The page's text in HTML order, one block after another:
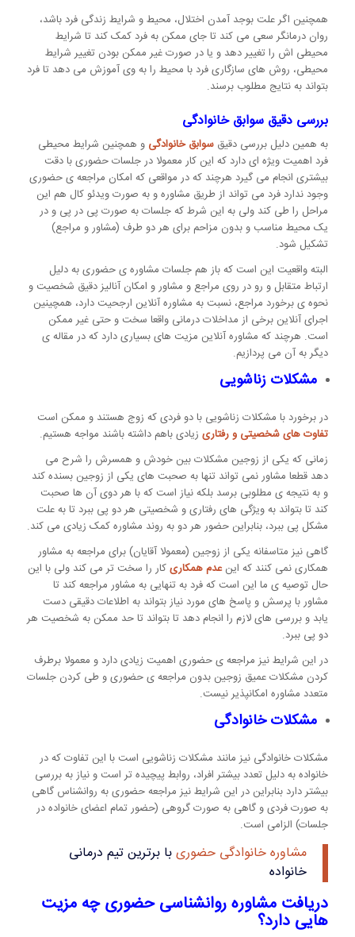
همچنین اگر علت بوجد آمدن اختلال، محیط و شرایط زندگی فرد باشد،
روان درمانگر سعی می کند تا جای ممکن به فرد کمک کند تا شرایط
محیطی اش را تغییر دهد و یا در صورت غیر ممکن بودن تغییر شرایط
محیطی، روش های سازگاری فرد با محیط را به وی آموزش می دهد تا فرد
بتواند به نتایج مطلوب برسند.
بررسی دقیق سوابق خانوادگی
به همین دلیل بررسی دقیق سوابق خانوادگی و همچنین شرایط محیطی
فرد اهمیت ویژه ای دارد که این کار معمولا در جلسات حضوری با دقت
بیشتری انجام می گیرد هرچند که در مواقعی که امکان مراجعه ی حضوری
وجود ندارد فرد می تواند از طریق مشاوره و به صورت ویدئو کال هم این
مراحل را طی کند ولی به این شرط که جلسات به صورت پی در پی و در
یک محیط مناسب و بدون مزاحم برای هر دو طرف (مشاور و مراجع)
تشکیل شود.
البته واقعیت این است که باز هم جلسات مشاوره ی حضوری به دلیل
ارتباط متقابل و رو در روی مراجع و مشاور و امکان آنالیز دقیق شخصیت و
نحوه ی برخورد مراجع، نسبت به مشاوره آنلاین ارجحیت دارد، همچینین
اجرای آنلاین برخی از مداخلات درمانی واقعا سخت و حتی غیر ممکن
است. هرچند که مشاوره آنلاین مزیت های بسیاری دارد که در مقاله ی
دیگر به آن می پردازیم.
مشکلات زناشویی
در برخورد با مشکلات زناشویی با دو فردی که زوج هستند و ممکن است
تفاوت های شخصیتی و رفتاریزیادی باهم داشته باشند مواجه هستیم.
زمانی که یکی از زوجین مشکلات بین خودش و همسرش را شرح می
دهد قطعا مشاور نمی تواند تنها به صحبت های یکی از زوجین بسنده کند
و به نتیجه ی مطلوبی برسد بلکه نیاز است که با هر دوی آن ها صحبت
کند تا بتواند به ویژگی های رفتاری و شخصیتی هر دو پی ببرد تا به علت
مشکل پی ببرد، بنابراین حضور هر دو به روند مشاوره کمک زیادی می کند.
گاهی نیز متاسفانه یکی از زوجین (معمولا آقایان) برای مراجعه به مشاور
همکاری نمی کنند که اینعدم همکاریکار را سخت تر می کند ولی با این
حال توصیه ی ما این است که فرد به تنهایی به مشاور مراجعه کند تا
مشاور با پرسش و پاسخ های مورد نیاز بتواند به اطلاعات دقیقی دست
یابد و بررسی های لازم را انجام دهد تا بتواند تا حد ممکن به شخصیت هر
دو پی ببرد.
در این شرایط نیز مراجعه ی حضوری اهمیت زیادی دارد و معمولا برطرف
کردن مشکلات عمیق زوجین بدون مراجعه ی حضوری و طی کردن جلسات
متعدد مشاوره امکانپذیر نیست.
مشکلات خانوادگی
مشکلات خانوادگی نیز مانند مشکلات زناشویی است با این تفاوت که در
خانواده به دلیل تعدد بیشتر افراد، روابط پیچیده تر است و نیاز به بررسی
بیشتر دارد بنابراین در این شرایط نیز مراجعه حضوری به روانشناس گاهی
به صورت فردی و گاهی به صورت گروهی (حضور تمام اعضای خانواده در
جلسات) الزامی است.
مشاوره خانوادگی حضوریبا برترین تیم درمانی
خانواده
دریافت مشاوره روانشناسی حضوری چه مزیت
هایی دارد؟